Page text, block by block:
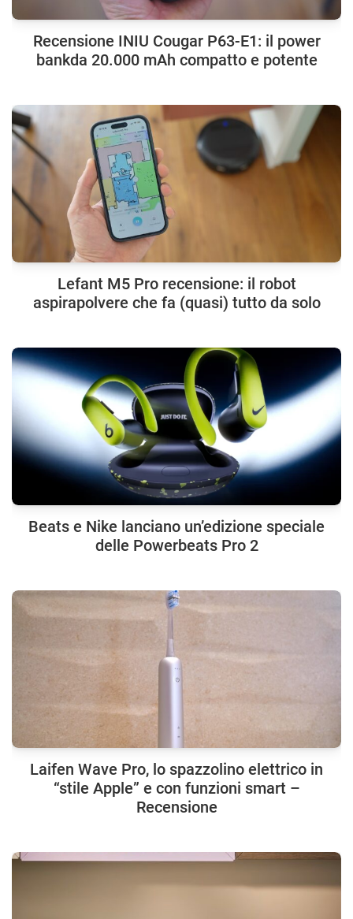
Recensione INIU Cougar P63-E1: il power
bankda 20.000 mAh compatto e potente
Lefant M5 Pro recensione: il robot
aspirapolvere che fa (quasi) tutto da solo
Beats e Nike lanciano un’edizione speciale
delle Powerbeats Pro 2
Laifen Wave Pro, lo spazzolino elettrico in
“stile Apple” e con funzioni smart –
Recensione